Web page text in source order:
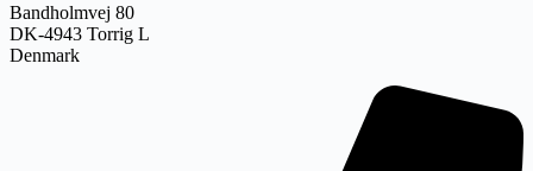
Bandholmvej 80
DK-4943 Torrig L
Denmark